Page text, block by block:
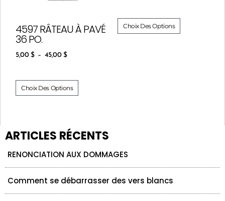
4597 RÂTEAU À PAVÉ
36 PO.
5,00 $ – 45,00 $
Choix Des Options
Choix Des Options
ARTICLES RÉCENTS
RENONCIATION AUX DOMMAGES
Comment se débarrasser des vers blancs